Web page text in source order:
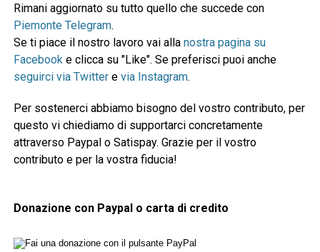
Rimani aggiornato su tutto quello che succede con
Piemonte Telegram.
Se ti piace il nostro lavoro vai alla nostra pagina su
Facebook e clicca su "Like". Se preferisci puoi anche
seguirci via Twittere via Instagram.
Per sostenerci abbiamo bisogno del vostro contributo, per
questo vi chiediamo di supportarci concretamente
attraverso Paypal o Satispay. Grazie per il vostro
contributo e per la vostra fiducia!
Donazione con Paypal o carta di credito